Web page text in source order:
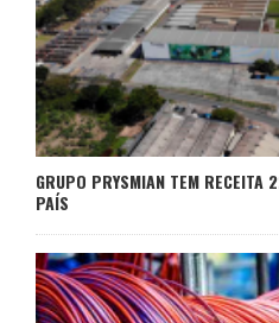
GRUPO PRYSMIAN TEM
PAÍS